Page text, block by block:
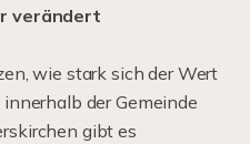
verändert
wie stark sich der Wert
der Gemeinde
gibt es